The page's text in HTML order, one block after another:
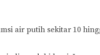
air putih sekitar 10